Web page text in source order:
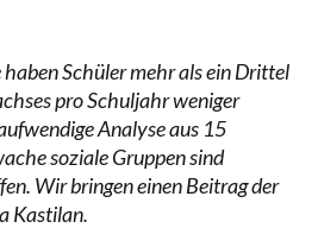
Schüler mehr als ein Drittel
pro Schuljahr weniger
Analyse aus 15
soziale Gruppen sind
Wir bringen einen Beitrag der
Kastilan.